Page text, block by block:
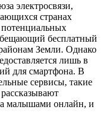
электросвязи,
странах
бесплатный
Земли. Однако
лишь в
для смартфона. В
сервисы, такие
малышами онлайн, и